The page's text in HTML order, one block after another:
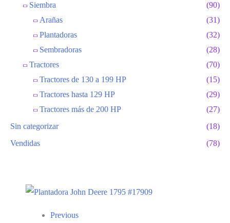
Siembra
(90)
Arañas
(31)
Plantadoras
(32)
Sembradoras
(28)
Tractores
(70)
Tractores de 130 a 199 HP
(15)
Tractores hasta 129 HP
(29)
Tractores más de 200 HP
(27)
Sin categorizar
(18)
Vendidas
(78)
Previous